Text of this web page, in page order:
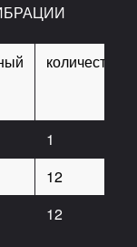
количество
1
12
12